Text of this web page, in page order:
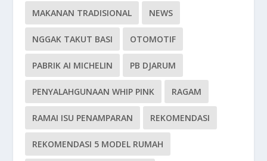
MAKANAN TRADISIONAL NEWS
NGGAK TAKUT BASI OTOMOTIF
PABRIK AI MICHELIN PB DJARUM
PENYALAHGUNAAN WHIP PINK RAGAM
RAMAI ISU PENAMPARAN REKOMENDASI
REKOMENDASI 5 MODEL RUMAH